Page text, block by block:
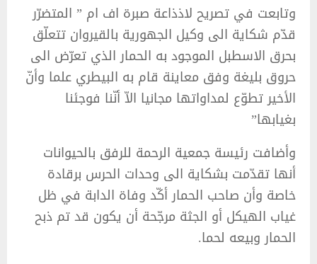
وتابعت في تصريح لاذذاعة صبرة اف ام ” المتضرّر
قدّم شكاية الى وكيل الجهورية بالقيروان تتعلّق
بحرق الاسطبل الموجود به الحمار الذي تعرّض الى
حروق بليغة وفق معاينة قام به البيطري علما وأنّ
الأخير تطوّع لمداواتها مجانيا الاّ أنّنا فوجئنا
بغيابها”
وأضافت رئيسة جمعية الرحمة للرفق بالحيوانات
أنها تقدّمت بشكاية الى وحدات الحرس برقادة
خاصة وأن صاحب الحمار أكّد وفاة الدابة في ظل
غياب الهيكل أو الجثة مرجّحة أن يكون قد تم ذبح
الحمار وبيعه لحما.